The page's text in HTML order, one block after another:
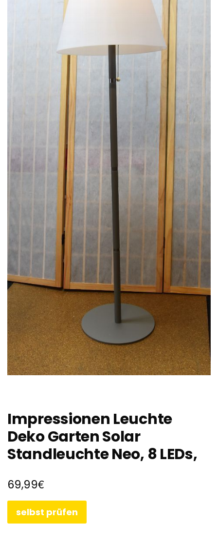
Impressionen Leuchte
Deko Garten Solar
Standleuchte Neo, 8 LEDs,
69,99€
selbst prüfen